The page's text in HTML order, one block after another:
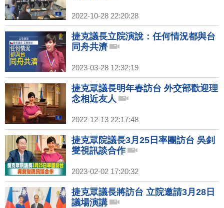
2022-10-28 22:20:28
捷克議長立院演說：任何情況都與台
同舟共濟
2023-03-28 12:32:19
捷克眾議長明年春訪台 外交部歡迎理
念相近友人
2022-12-13 22:17:48
捷克眾院議長3月25日率團訪台 吳釗
燮視訊談合作
2023-02-02 17:20:32
捷克眾議長將訪台 立院邀請3月28日
議場演講